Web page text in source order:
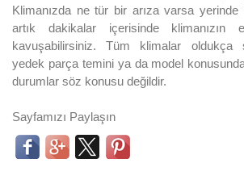
Klimanızda ne tür bir arıza varsa
artık dakikalar içerisinde klimanızın
kavuşabilirsiniz. Tüm klimalar oldukça
yedek parça temini ya da model
durumlar söz konusu değildir.
Sayfamızı Paylaşın